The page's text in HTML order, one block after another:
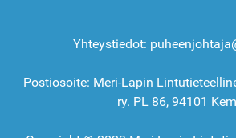
Yhteystiedot:
Postiosoite: Meri-Lapin
ry. PL 86, 94101